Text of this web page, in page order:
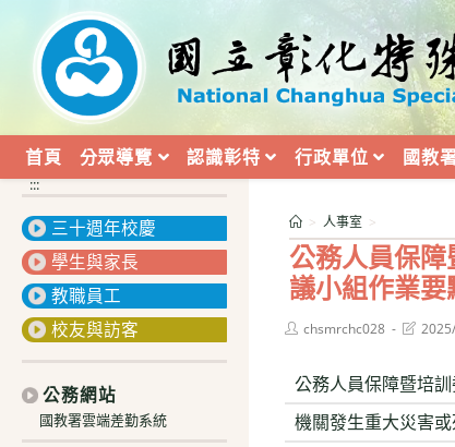
內
首頁 分眾導覽 認識彰特 行政單位 國教
公務人員保
議小組作業
> 人事室 >
Postchsmrchc028
Post
公務人員保障暨培
機關發生重大災害
:::
三十週年校慶
學生與家長
教職員工
校友與訪客
公務網站
國教署雲端差勤系統